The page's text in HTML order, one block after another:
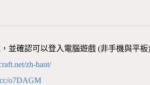
並確認可以登入電腦遊戲 (非手機與平板)
zh-hant/
o7DAGM